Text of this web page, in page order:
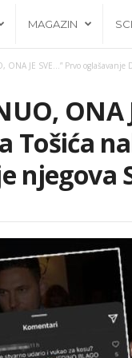
MAGAZIN
ONA JE SVE…” Prvo
ONA
Tošića
njegova